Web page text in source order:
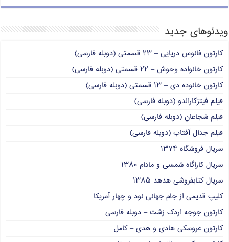
ویدئوهای جدید
کارتون فانوس دریایی – ۲۳ قسمتی (دوبله فارسی)
کارتون خانواده وحوش – ۲۲ قسمتی (دوبله فارسی)
کارتون خانوده دی – ۱۳ قسمتی (دوبله فارسی)
فیلم فیتزکارالدو (دوبله فارسی)
فیلم شجاعان (دوبله فارسی)
فیلم جدال آفتاب (دوبله فارسی)
سریال فروشگاه ۱۳۷۴
سریال کاراگاه شمسی و مادام ۱۳۸۰
سریال کتابفروشی هدهد ۱۳۸۵
کلیپ قدیمی از جام جهانی نود و چهار آمریکا
کارتون جوجه اردک زشت – دوبله فارسی
کارتون عروسکی هادی و هدی – کامل